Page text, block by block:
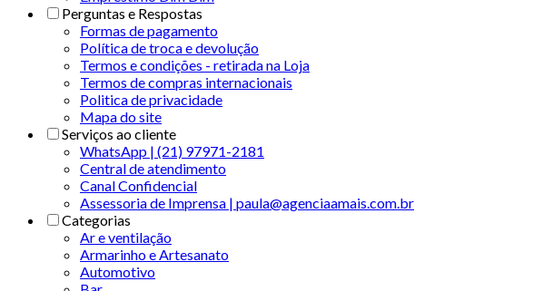
Perguntas e Respostas
Formas de pagamento
Política de troca e devolução
Termos e condições - retirada na Loja
Termos de compras internacionais
Politica de privacidade
Mapa do site
Serviços ao cliente
WhatsApp | (21) 97971-2181
Central de atendimento
Canal Confidencial
Assessoria de Imprensa | paula@agenciaamais.com.br
Categorias
Ar e ventilação
Armarinho e Artesanato
Automotivo